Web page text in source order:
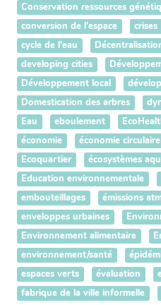
Conservation ressources
conversion de l'espace
crises
cycle de l'eau
developing cities
Développement local
Domestication des arbres
Eau
eboulement
économie
économie circulaire
Ecoquartier
écosystèmes
Education environnementale
embouteillages
émissions
enveloppes urbaines
Environnement alimentaire
environnement/santé
espaces verts
évaluation
fabrique de la ville informelle